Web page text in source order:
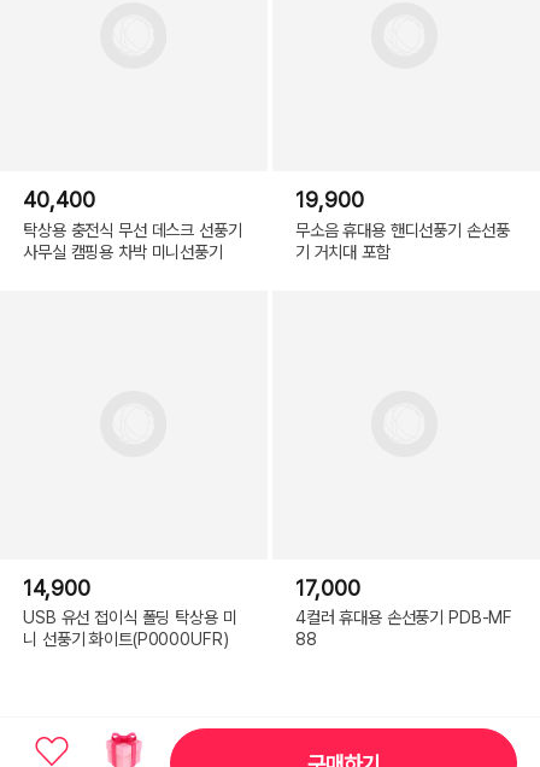
40,400
탁상용 충전식 무선 데스크 선풍기
사무실 캠핑용 차박 미니선풍기
19,900
무소음 휴대용 핸디선풍기 손선풍
기 거치대 포함
14,900
USB 유선 접이식 폴딩 탁상용 미
니 선풍기 화이트(P0000UFR)
17,000
4컬러 휴대용 손선풍기 PDB-MF
88